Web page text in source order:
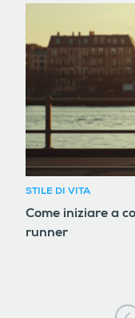
STILE DI VITA
Come iniziare a
runner